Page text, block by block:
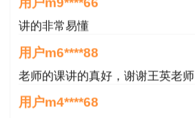
用户m9****66
讲的非常易懂
用户m6****88
老师的课讲的真好，谢谢王英老师
用户m4****68